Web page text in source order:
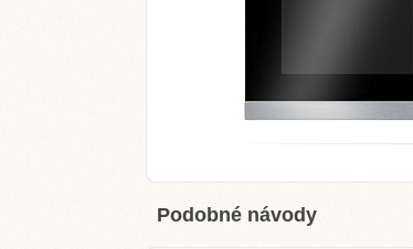
Podobné návody